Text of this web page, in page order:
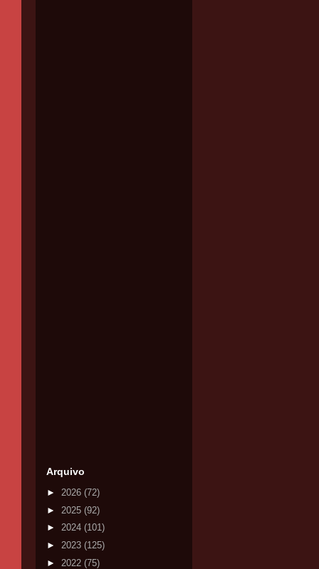
Arquivo
► 2026 (72)
► 2025 (92)
► 2024 (101)
► 2023 (125)
► 2022 (75)